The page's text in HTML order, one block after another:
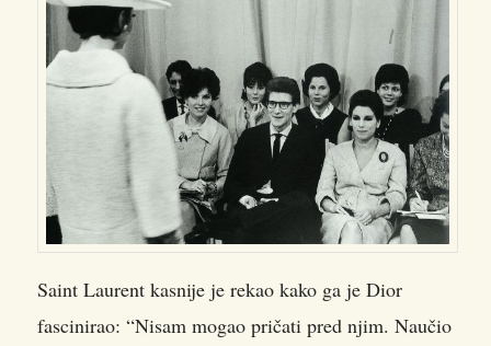
Saint Laurent kasnije je rekao kako ga je Dior
fascinirao: “Nisam mogao pričati pred njim. Naučio